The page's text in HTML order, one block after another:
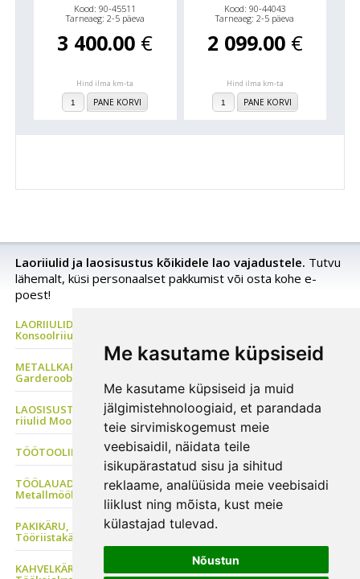
Me kasutame küpsiseid
Me kasutame küpsiseid ja muid
jälgimistehnoloogiaid, et parandada
teie sirvimiskogemust meie
veebisaidil, näidata teile
isikupärastatud sisu ja sihitud
reklaame, analüüsida meie veebisaidi
liiklust ning mõista, kust meie
külastajad tulevad.
Nõustun
Kood: 90-45511
Tarneaeg: 2-5 päeva
3 400.00 €
Hind ilma km-ta
PANE KORVI
Kood: 90-44043
Tarneaeg: 2-5 päeva
2 099.00 €
Hind ilma km-ta
PANE KORVI
Laoriiulid ja laosisustus kõikidele lao vajadustele. Tutvu
lähemalt, küsi personaalset pakkumist või osta kohe e-
poest!
LAORIIULID Metallriiul, Kaubaaluste riiul, Rehviriiul,
Konsoolriiul, Korrusladu
METALLKAPP Metallist Riidekapp, Kontorikapp,
Garderoobikapp, Tööriistakapp
LAOSISUSTUS, Plastkarbid, Laomööbel, PVC kardinad, Metallist
riiulid Moodulriiulid
TÖÖTOOLID Sadultoolid, Ratastaburetid, ESD tool
TÖÖLAUAD Tööstusmööbel, Töökojakapp, Perfosein, Seisulaud
Metallmööbel
PAKIKÄRU, Transpordikäru, Platvormkäru, Kaubakäru, Riiulkäru,
Tööriistakäru
KAHVELKÄRU, Virnastaja, Käärtõstuk, Tõstelaud,